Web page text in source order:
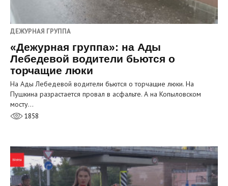
ДЕЖУРНАЯ ГРУППА
«Дежурная группа»: на Ады
Лебедевой водители бьются о
торчащие люки
На Ады Лебедевой водители бьются о торчащие люки. На
Пушкина разрастается провал в асфальте. А на Копыловском
мосту…
1858